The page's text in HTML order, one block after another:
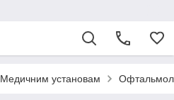
Медичним установам